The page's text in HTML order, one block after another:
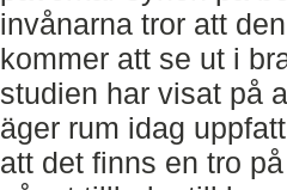
invånarna tror att
kommer att se ut i
studien har visat på
äger rum idag
att det finns en tro